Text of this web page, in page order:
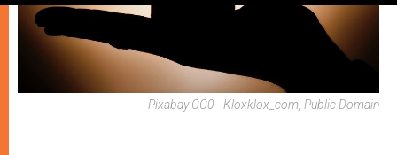
Pixabay CC0 - Kloxklox_com, Public Domain